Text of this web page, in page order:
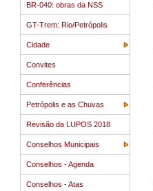
BR-040: obras da NSS
GT-Trem: Rio/Petrópolis
Cidade
Convites
Conferências
Petrópolis e as Chuvas
Revisão da LUPOS 2018
Conselhos Municipais
Conselhos - Agenda
Conselhos - Atas